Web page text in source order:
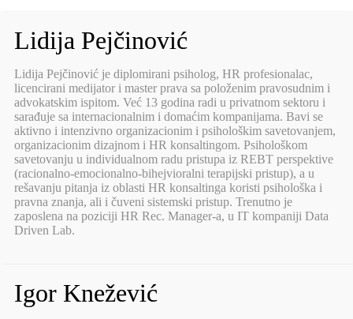
Lidija Pejčinović
Lidija Pejčinović je diplomirani psiholog, HR profesionalac,
licencirani medijator i master prava sa položenim pravosudnim i
advokatskim ispitom. Već 13 godina radi u privatnom sektoru i
sarađuje sa internacionalnim i domaćim kompanijama. Bavi se
aktivno i intenzivno organizacionim i psihološkim savetovanjem,
organizacionim dizajnom i HR konsaltingom. Psihološkom
savetovanju u individualnom radu pristupa iz REBT perspektive
(racionalno-emocionalno-bihejvioralni terapijski pristup), a u
rešavanju pitanja iz oblasti HR konsaltinga koristi psihološka i
pravna znanja, ali i čuveni sistemski pristup. Trenutno je
zaposlena na poziciji HR Rec. Manager-a, u IT kompaniji Data
Driven Lab.
Igor Knežević